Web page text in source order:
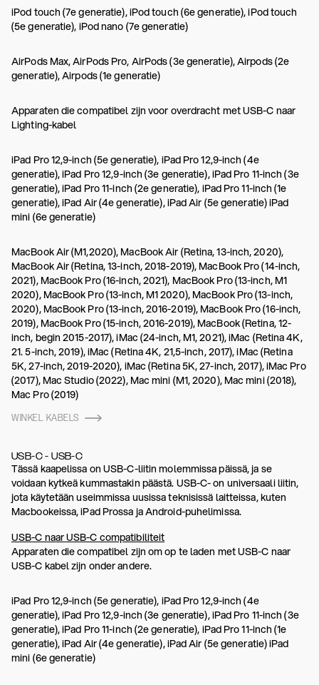
iPod touch (7e generatie), iPod touch (6e generatie), iPod touch
(5e generatie), iPod nano (7e generatie)
AirPods Max, AirPods Pro, AirPods (3e generatie), Airpods (2e
generatie), Airpods (1e generatie)
Apparaten die compatibel zijn voor overdracht met USB-C naar
Lighting-kabel
iPad Pro 12,9-inch (5e generatie), iPad Pro 12,9-inch (4e
generatie), iPad Pro 12,9-inch (3e generatie), iPad Pro 11-inch (3e
generatie), iPad Pro 11-inch (2e generatie), iPad Pro 11-inch (1e
generatie), iPad Air (4e generatie), iPad Air (5e generatie) iPad
mini (6e generatie)
MacBook Air (M1,2020), MacBook Air (Retina, 13-inch, 2020),
MacBook Air (Retina, 13-inch, 2018-2019), MacBook Pro (14-inch,
2021), MacBook Pro (16-inch, 2021), MacBook Pro (13-inch, M1
2020), MacBook Pro (13-inch, M1 2020), MacBook Pro (13-inch,
2020), MacBook Pro (13-inch, 2016-2019), MacBook Pro (16-inch,
2019), MacBook Pro (15-inch, 2016-2019), MacBook (Retina, 12-
inch, begin 2015-2017), iMac (24-inch, M1, 2021), iMac (Retina 4K,
21. 5-inch, 2019), iMac (Retina 4K, 21,5-inch, 2017), iMac (Retina
5K, 27-inch, 2019-2020), iMac (Retina 5K, 27-inch, 2017), iMac Pro
(2017), Mac Studio (2022), Mac mini (M1, 2020), Mac mini (2018),
Mac Pro (2019)
WINKEL KABELS
USB-C - USB-C
Tässä kaapelissa on USB-C-liitin molemmissa päissä, ja se
voidaan kytkeä kummastakin päästä. USB-C- on universaali liitin,
jota käytetään useimmissa uusissa teknisissä laitteissa, kuten
Macbookeissa, iPad Prossa ja Android-puhelimissa.
USB-C naar USB-C compatibiliteit
Apparaten die compatibel zijn om op te laden met USB-C naar
USB-C kabel zijn onder andere.
iPad Pro 12,9-inch (5e generatie), iPad Pro 12,9-inch (4e
generatie), iPad Pro 12,9-inch (3e generatie), iPad Pro 11-inch (3e
generatie), iPad Pro 11-inch (2e generatie), iPad Pro 11-inch (1e
generatie), iPad Air (4e generatie), iPad Air (5e generatie) iPad
mini (6e generatie)